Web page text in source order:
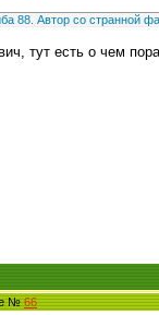
88. Автор со странной
тут есть о чем
№66